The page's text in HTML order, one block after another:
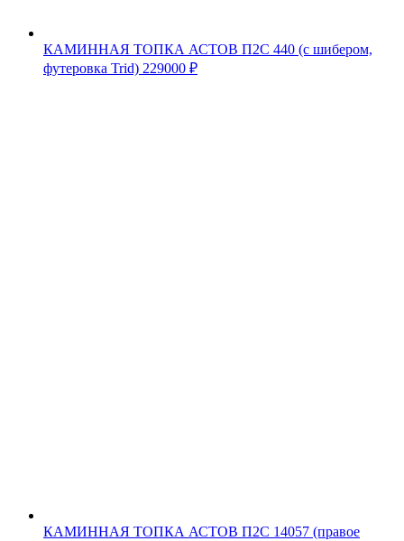
КАМИННАЯ ТОПКА АСТОВ П2С 440 (с шибером,
футеровка Trid) 229000 ₽
КАМИННАЯ ТОПКА АСТОВ П2С 14057 (правое